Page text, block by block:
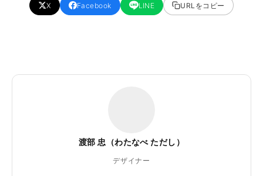
X Facebook LINE URLをコピー
渡部 忠（わたなべ ただし）
デザイナー